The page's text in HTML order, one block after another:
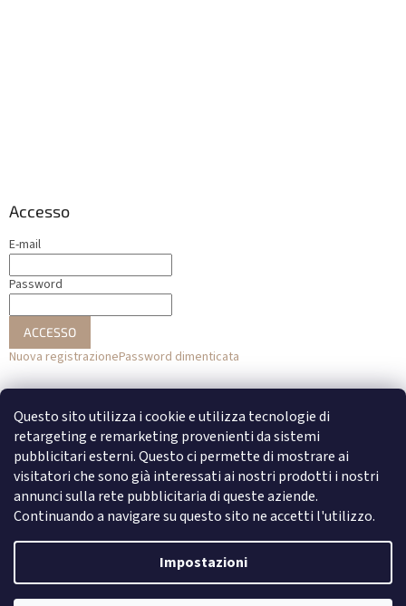
Questo sito utilizza i cookie e utilizza tecnologie di
retargeting e remarketing provenienti da sistemi
pubblicitari esterni. Questo ci permette di mostrare ai
visitatori che sono già interessati ai nostri prodotti i nostri
annunci sulla rete pubblicitaria di queste aziende.
Continuando a navigare su questo sito ne accetti l'utilizzo.
Impostazioni
Accesso
E-mail
Password
ACCESSO
Nuova registrazionePassword dimenticata
o
Accesso con Facebook
Accesso con Google